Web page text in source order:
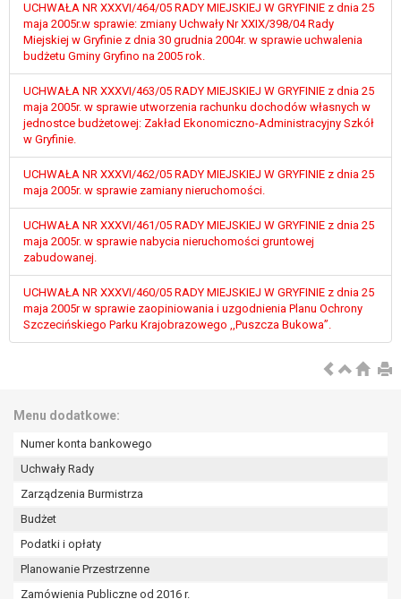
UCHWAŁA NR XXXVI/464/05 RADY MIEJSKIEJ W GRYFINIE z dnia 25
maja 2005r.w sprawie: zmiany Uchwały Nr XXIX/398/04 Rady
Miejskiej w Gryfinie z dnia 30 grudnia 2004r. w sprawie uchwalenia
budżetu Gminy Gryfino na 2005 rok.
UCHWAŁA NR XXXVI/463/05 RADY MIEJSKIEJ W GRYFINIE z dnia 25
maja 2005r. w sprawie utworzenia rachunku dochodów własnych w
jednostce budżetowej: Zakład Ekonomiczno-Administracyjny Szkół
w Gryfinie.
UCHWAŁA NR XXXVI/462/05 RADY MIEJSKIEJ W GRYFINIE z dnia 25
maja 2005r. w sprawie zamiany nieruchomości.
UCHWAŁA NR XXXVI/461/05 RADY MIEJSKIEJ W GRYFINIE z dnia 25
maja 2005r. w sprawie nabycia nieruchomości gruntowej
zabudowanej.
UCHWAŁA NR XXXVI/460/05 RADY MIEJSKIEJ W GRYFINIE z dnia 25
maja 2005r w sprawie zaopiniowania i uzgodnienia Planu Ochrony
Szczecińskiego Parku Krajobrazowego ,,Puszcza Bukowa”.
Menu dodatkowe:
Numer konta bankowego
Uchwały Rady
Zarządzenia Burmistrza
Budżet
Podatki i opłaty
Planowanie Przestrzenne
Zamówienia Publiczne od 2016 r.
szczególną sytuacją. W razie wniesienia
sprzeciwu, administrator nie może już
przetwarzać tych danych osobowych, chyba
że wykaże on istnienie ważnych prawnie
uzasadnionych podstaw do przetwarzania,
nadrzędnych wobec interesów, praw i
wolności osoby, której dane dotyczą, lub
podstaw do ustalenia, dochodzenia lub
obrony roszczeń.
W przypadku gdy przetwarzanie danych
osobowych odbywa się na podstawie zgody osoby
na przetwarzanie danych osobowych (art. 6 ust. 1
cofnięcia tej zgody w dowolnym momencie.
Cofnięcie to nie ma wpływu na zgodność
przetwarzania, którego dokonano na podstawie
Przysługuje Pani/Panu prawo wniesienia skargi do
przetwarzanie Pani/Pana danych osobowych
przez administratora.
Prezes Urzędu Ochrony Danych Osobowych.
W zależności od sfery, w której przetwarzane są
dobrowolne albo jest wymogiem ustawowym lub
Pani/Pana dane nie będą poddawane